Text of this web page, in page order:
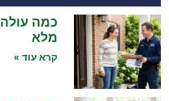
כמה
מלא
קרא עוד »